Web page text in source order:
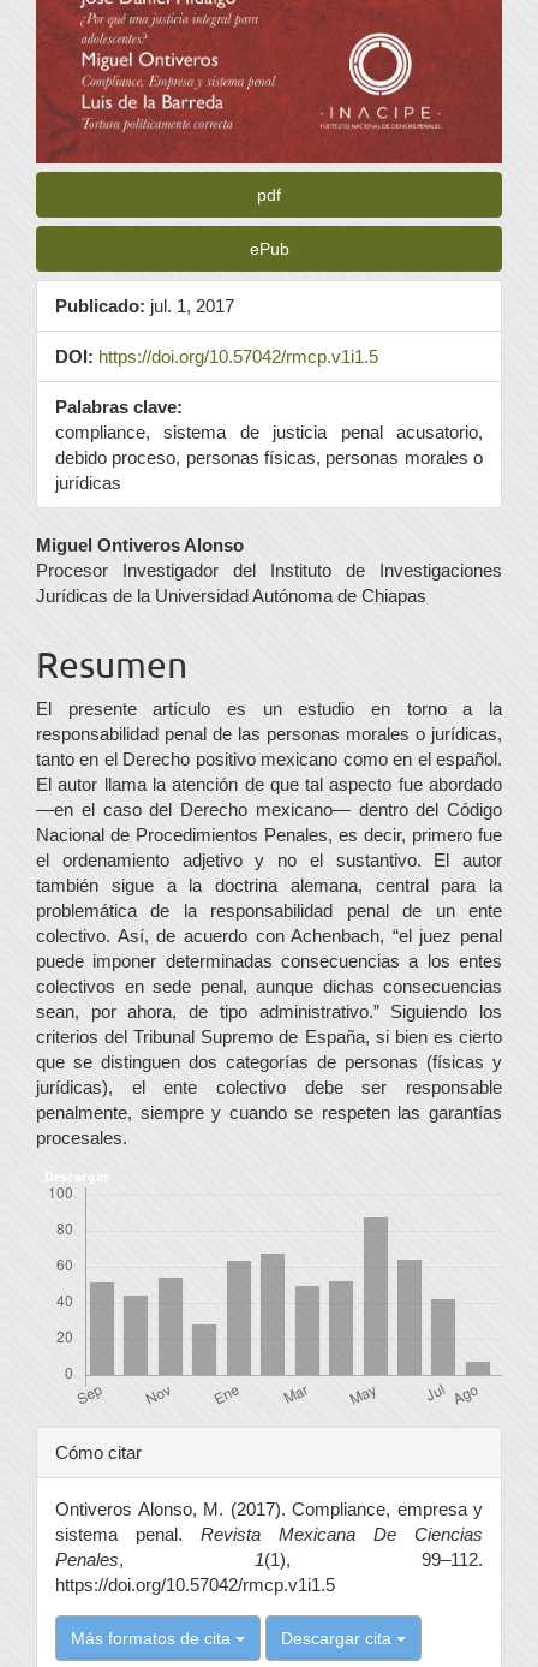
pdf
ePub
Publicado: jul. 1, 2017
DOI: https://doi.org/10.57042/rmcp.v1i1.5
Palabras clave:
compliance, sistema de justicia penal acusatorio,
debido proceso, personas físicas, personas morales o
jurídicas
Contenido
principal
artículo
Miguel Ontiveros Alonso
Procesor Investigador del Instituto de Investigaciones
Jurídicas de la Universidad Autónoma de Chiapas
Resumen
El presente artículo es un estudio en torno a la
responsabilidad penal de las personas morales o jurídicas,
tanto en el Derecho positivo mexicano como en el español.
El autor llama la atención de que tal aspecto fue abordado
—en el caso del Derecho mexicano— dentro del Código
Nacional de Procedimientos Penales, es decir, primero fue
el ordenamiento adjetivo y no el sustantivo. El autor
también sigue a la doctrina alemana, central para la
problemática de la responsabilidad penal de un ente
colectivo. Así, de acuerdo con Achenbach, “el juez penal
puede imponer determinadas consecuencias a los entes
colectivos en sede penal, aunque dichas consecuencias
sean, por ahora, de tipo administrativo.” Siguiendo los
criterios del Tribunal Supremo de España, si bien es cierto
que se distinguen dos categorías de personas (físicas y
jurídicas), el ente colectivo debe ser responsable
penalmente, siempre y cuando se respeten las garantías
procesales.
Descargas
Detalles
del
artículo
Cómo citar
Ontiveros Alonso, M. (2017). Compliance, empresa y
sistema penal. Revista Mexicana De Ciencias
Penales, 1(1), 99–112.
https://doi.org/10.57042/rmcp.v1i1.5
Más formatos de cita Descargar cita